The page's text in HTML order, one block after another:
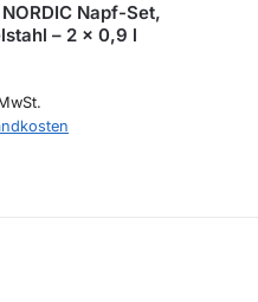
Napf-Set,
– 2 × 0,9 l